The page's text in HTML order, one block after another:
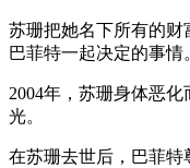
苏珊把她名下所有的
巴菲特一起决定的事情
2004年，苏珊身体恶
光。
在苏珊去世后，巴菲特